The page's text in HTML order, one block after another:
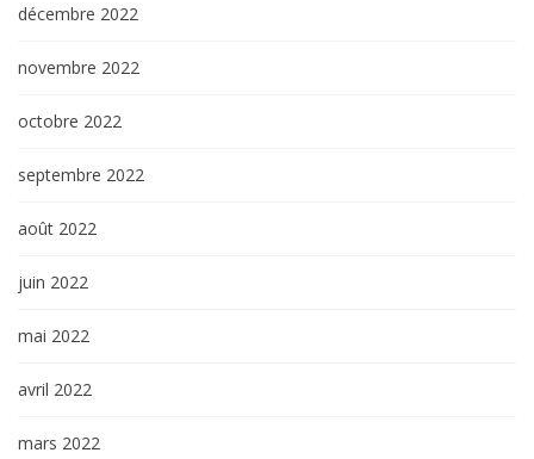
décembre 2022
novembre 2022
octobre 2022
septembre 2022
août 2022
juin 2022
mai 2022
avril 2022
mars 2022